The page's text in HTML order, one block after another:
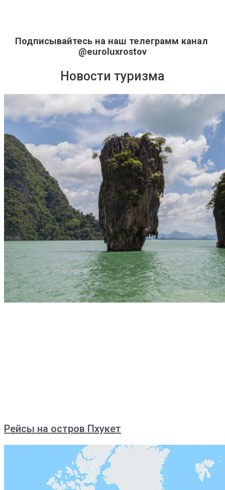
Подписывайтесь на наш телеграмм канал
@euroluxrostov
Новости туризма
Рейсы на остров Пхукет